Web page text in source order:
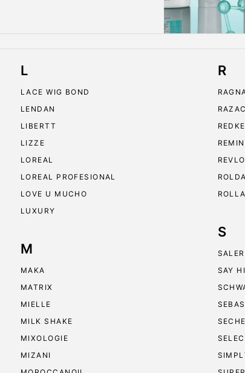
L
LACE WIG BOND
LENDAN
LIBERTT
LIZZE
LOREAL
LOREAL PROFESIONAL
LOVE U MUCHO
LUXURY
M
MAKA
MATRIX
MIELLE
MILK SHAKE
MIXOLOGIE
MIZANI
R
RAZAC
ROLDA
S
SAY